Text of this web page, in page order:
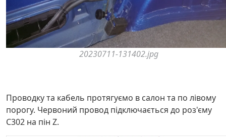
20230711-131402.jpg
Проводку та кабель протягуємо в салон та по лівому
порогу. Червоний провод підключається до роз'єму
C302 на пін Z.